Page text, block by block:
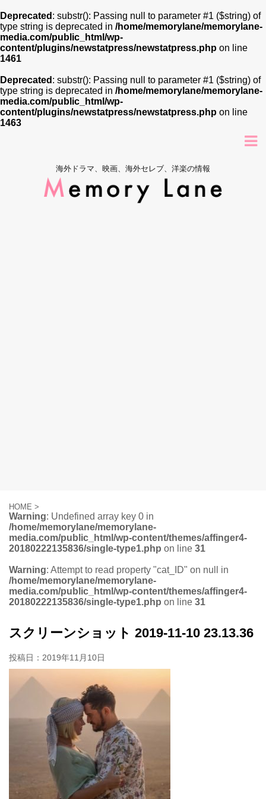
Deprecated : substr(): Passing null to parameter #1 ($string) of
type string is deprecated in /home/memorylane/memorylane-
media.com/public_html/wp-
content/plugins/newstatpress/newstatpress.php on line
1461
Deprecated : substr(): Passing null to parameter #1 ($string) of
type string is deprecated in /home/memorylane/memorylane-
media.com/public_html/wp-
content/plugins/newstatpress/newstatpress.php on line
1463
海外ドラマ、映画、海外セレブ、洋楽の情報
HOME >
Warning: Undefined array key 0 in
/home/memorylane/memorylane-
media.com/public_html/wp-content/themes/affinger4-
20180222135836/single-type1.php on line 31
Warning: Attempt to read property "cat_ID" on null in
/home/memorylane/memorylane-
media.com/public_html/wp-content/themes/affinger4-
20180222135836/single-type1.php on line 31
スクリーンショット 2019-11-10 23.13.36
投稿日： 2019年11月10日